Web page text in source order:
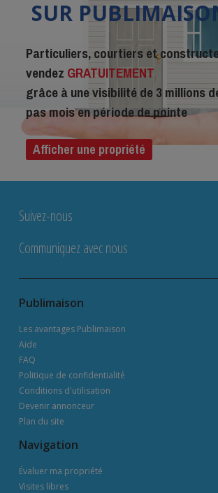
SUR
Particuliers, courtiers et
vendez GRATUITEMENT
grâce à une visibilité de 3 millions
pas mois en période de pointe
Afficher une propriété
Suivez-nous
Communiquez avec nous
Publimaison
Les avantages Publimaison
Aide
FAQ
Politique de confidentialité
Conditions d'utilisation
Devenir annonceur
Plan du site
Navigation
Évaluer ma propriété
Visites libres